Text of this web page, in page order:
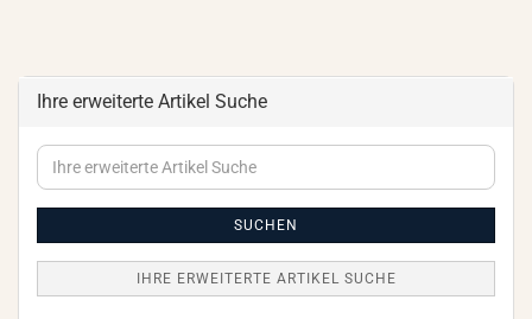
Ihre erweiterte Artikel Suche
Ihre
erweiterte
SUCHEN
IHRE ERWEITERTE ARTIKEL SUCHE